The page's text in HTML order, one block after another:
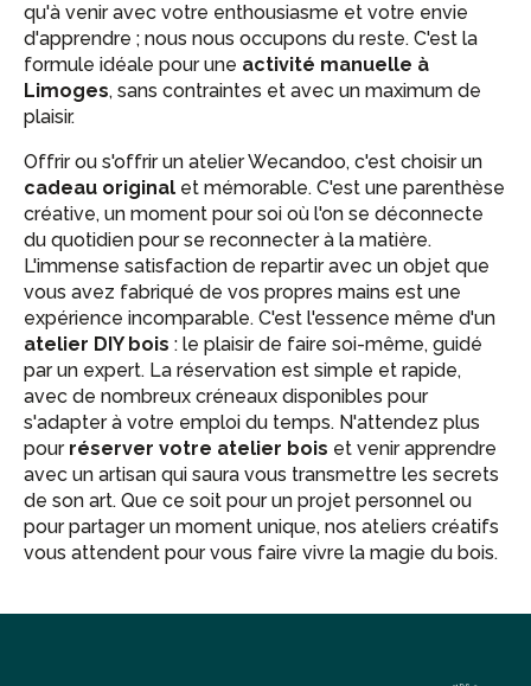
qu'à venir avec votre enthousiasme et votre envie
d'apprendre ; nous nous occupons du reste. C'est la
formule idéale pour une activité manuelle à
Limoges, sans contraintes et avec un maximum de
plaisir.
Offrir ou s'offrir un atelier Wecandoo, c'est choisir un
cadeau original et mémorable. C'est une parenthèse
créative, un moment pour soi où l'on se déconnecte
du quotidien pour se reconnecter à la matière.
L'immense satisfaction de repartir avec un objet que
vous avez fabriqué de vos propres mains est une
expérience incomparable. C'est l'essence même d'un
atelier DIY bois : le plaisir de faire soi-même, guidé
par un expert. La réservation est simple et rapide,
avec de nombreux créneaux disponibles pour
s'adapter à votre emploi du temps. N'attendez plus
pour réserver votre atelier bois et venir apprendre
avec un artisan qui saura vous transmettre les secrets
de son art. Que ce soit pour un projet personnel ou
pour partager un moment unique, nos ateliers créatifs
vous attendent pour vous faire vivre la magie du bois.